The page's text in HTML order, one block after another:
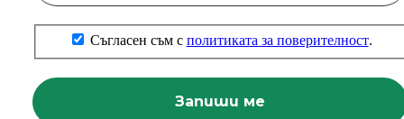
Съгласен съм с политиката за поверителност.